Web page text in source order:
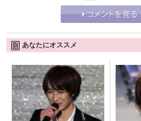
あなたにオススメ